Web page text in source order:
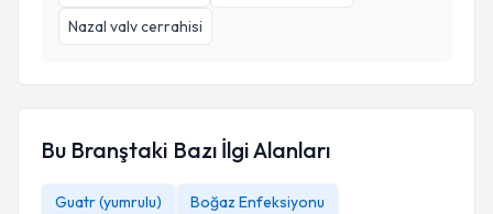
Nazal valv cerrahisi
Bu Branştaki Bazı İlgi Alanları
Guatr (yumrulu)
Boğaz Enfeksiyonu